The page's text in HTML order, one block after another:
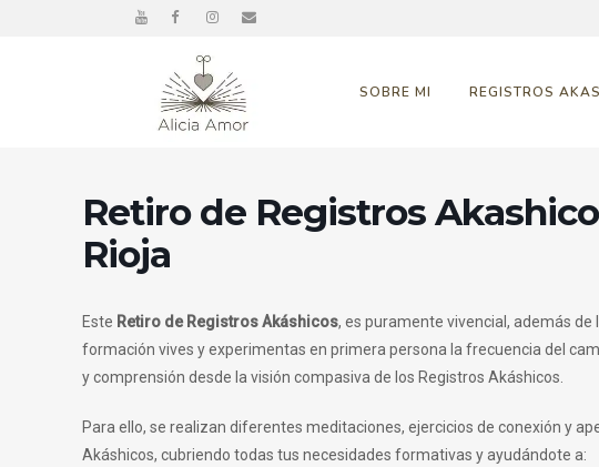
SOBRE MI REGISTROS
Retiro de Registros
Rioja
Este Retiro de RegistrosAkáshicos, es puramente vivencial, además
formación vives y experimentas en primera persona la frecuencia del
y comprensión desde la visión compasiva de los Registros Akáshicos.
Para ello, se realizan diferentes meditaciones, ejercicios de conexión y
Akáshicos, cubriendo todas tus necesidades formativas y ayudándote a: